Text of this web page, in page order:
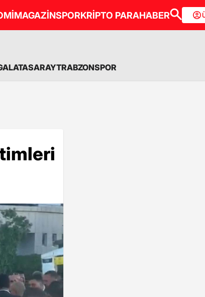
MAGAZİNSPORKRİPTO PARAHABER
TRABZONSPOR